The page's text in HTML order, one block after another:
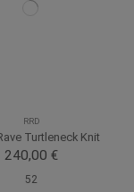
RRD
Turtleneck Knit
240,00 €
52